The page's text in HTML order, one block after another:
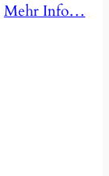
Mehr Info…